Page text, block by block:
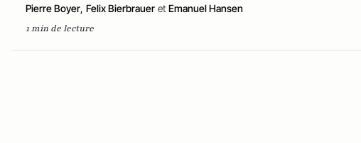
Pierre Boyer, Felix Bierbrauer et Emanuel Hansen
1 min de lecture